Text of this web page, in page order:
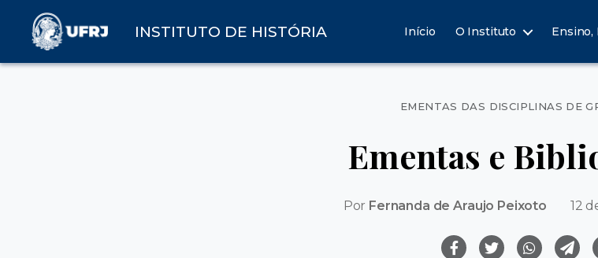
INSTITUTO DE HISTÓRIA Início O Instituto Ensino,
EMENTAS DAS DISCIPLINAS DE
Ementas e
Por Fernanda de Araujo Peixoto 12